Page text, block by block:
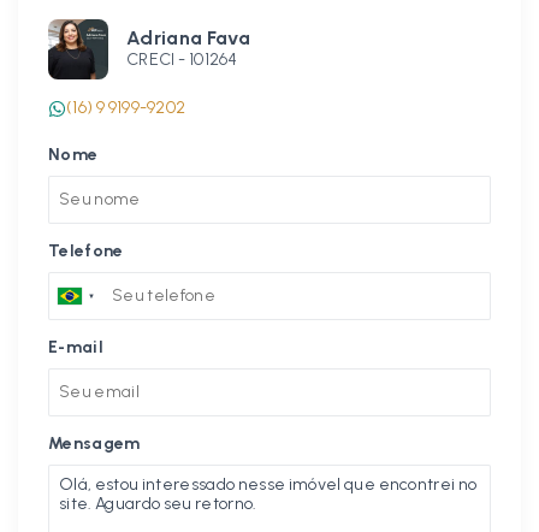
Adriana Fava
CRECI - 101264
(16) 9 9199-9202
Nome
Telefone
E-mail
Mensagem